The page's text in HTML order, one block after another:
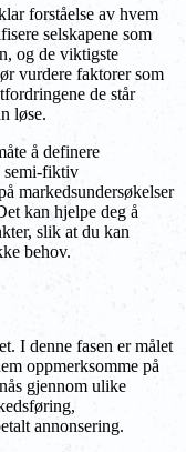
forståelse av hvem
selskapene som
og de viktigste
vurdere faktorer som
de står
løse.
å definere
semi-fiktiv
markedsundersøkelser
kan hjelpe deg å
slik at du kan
behov.
I denne fasen er målet
oppmerksomme på
gjennom ulike
annonsering.